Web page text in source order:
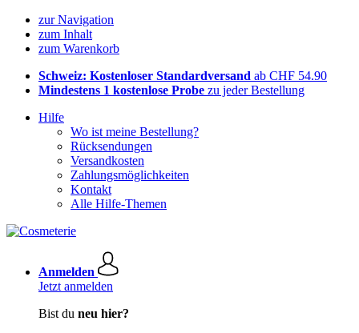
zur Navigation
zum Inhalt
zum Warenkorb
Schweiz: Kostenloser Standardversand ab CHF 54.90
Mindestens 1 kostenlose Probe zu jeder Bestellung
Hilfe
Wo ist meine Bestellung?
Rücksendungen
Versandkosten
Zahlungsmöglichkeiten
Kontakt
Alle Hilfe-Themen
Anmelden
Jetzt anmelden
Bist du neu hier?